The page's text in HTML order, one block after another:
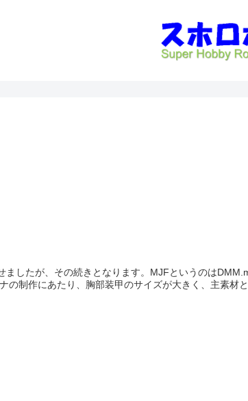
ましたが、その続きとなります。MJFというのは
の制作にあたり、胸部装甲のサイズが大きく、主素材